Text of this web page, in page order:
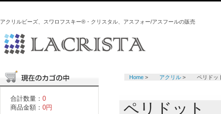
アクリルビーズ、スワロフスキー®・クリスタル、アスフォー/アスフールの販売
合計数量： 0
商品金額： 0円
Home > アクリル > ペリドッ
ペリドット